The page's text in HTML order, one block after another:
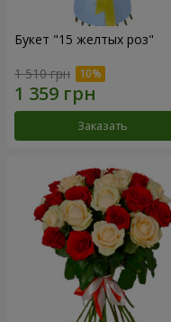
Букет "15 желтых роз"
1 510 грн
Заказать